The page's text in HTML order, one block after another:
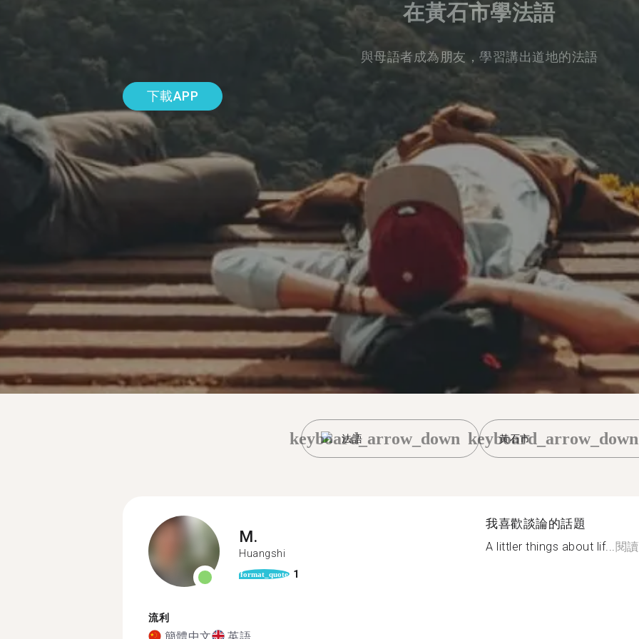
在黃石市學法語
與母語者成為朋友，學習講出道地的法語
下載APP
法語
keyboard_arrow_down 黃石市
keyboard_arrow_down
M.
Huangshi
format_quote 1
流利
簡體中文 英語
我喜歡談論的話題
A littler things about lif...閱